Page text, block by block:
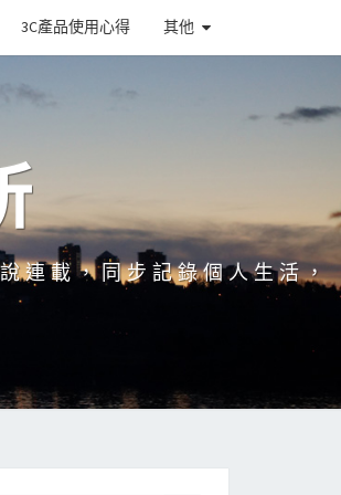
3C產品使用心得 其他
連載，同步記錄個人生活，